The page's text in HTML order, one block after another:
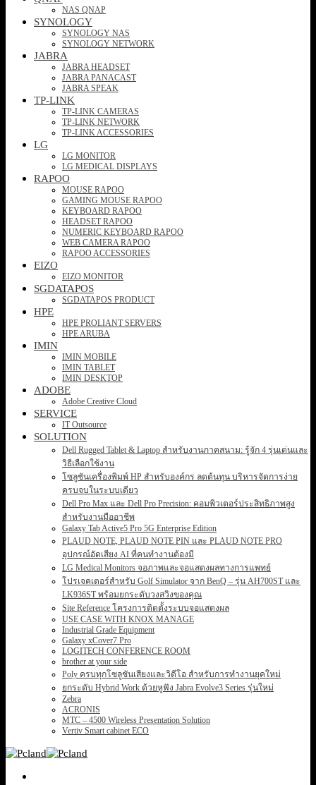
NAS QNAP
SYNOLOGY
SYNOLOGY NAS
SYNOLOGY NETWORK
JABRA
JABRA HEADSET
JABRA PANACAST
JABRA SPEAK
TP-LINK
TP-LINK CAMERAS
TP-LINK NETWORK
TP-LINK ACCESSORIES
LG
LG MONITOR
LG MEDICAL DISPLAYS
RAPOO
MOUSE RAPOO
GAMING MOUSE RAPOO
KEYBOARD RAPOO
HEADSET RAPOO
NUMERIC KEYBOARD RAPOO
WEB CAMERA RAPOO
RAPOO ACCESSORIES
EIZO
EIZO MONITOR
SGDATAPOS
SGDATAPOS PRODUCT
HPE
HPE PROLIANT SERVERS
HPE ARUBA
IMIN
IMIN MOBILE
IMIN TABLET
IMIN DESKTOP
ADOBE
Adobe Creative Cloud
SERVICE
IT Outsource
SOLUTION
Dell Rugged Tablet & Laptop สำหรับงานภาคสนาม: รู้จัก 4 รุ่นเด่นและ
วิธีเลือกใช้งาน
โซลูชันเครื่องพิมพ์ HP สำหรับองค์กร ลดต้นทุน บริหารจัดการง่าย
ครบจบในระบบเดียว
Dell Pro Max และ Dell Pro Precision: คอมพิวเตอร์ประสิทธิภาพสูง
สำหรับงานมืออาชีพ
Galaxy Tab Active5 Pro 5G Enterprise Edition
PLAUD NOTE, PLAUD NOTE PIN และ PLAUD NOTE PRO
อุปกรณ์อัดเสียง AI ที่คนทำงานต้องมี
LG Medical Monitors จอภาพและจอแสดงผลทางการแพทย์
โปรเจคเตอร์สำหรับ Golf Simulator จาก BenQ – รุ่น AH700ST และ
LK936ST พร้อมยกระดับวงสวิงของคุณ
Site Reference โครงการติดตั้งระบบจอแสดงผล
USE CASE WITH KNOX MANAGE
Industrial Grade Equipment
Galaxy xCover7 Pro
LOGITECH CONFERENCE ROOM
brother at your side
Poly ครบทุกโซลูชันเสียงและวิดีโอ สำหรับการทำงานยุคใหม่
ยกระดับ Hybrid Work ด้วยหูฟัง Jabra Evolve3 Series รุ่นใหม่
Zebra
ACRONIS
MTC – 4500 Wireless Presentation Solution
Vertiv Smart cabinet ECO